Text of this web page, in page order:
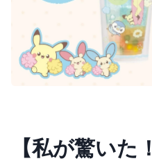
【私が驚いた